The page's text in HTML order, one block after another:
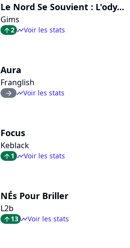
Le Nord Se Souvient : L'ody...
Gims
arrow_top2 timelineVoir les stats
Aura
Franglish
arrow_right timelineVoir les stats
Focus
Keblack
arrow_top1 timelineVoir les stats
NÉs Pour Briller
L2b
arrow_top13 timelineVoir les stats